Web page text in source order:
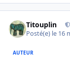
Titouplin
Posté(e) le 16
AUTEUR